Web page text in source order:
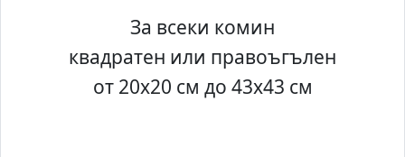
За всеки комин
квадратен или правоъгълен
от 20x20 см до 43x43 см